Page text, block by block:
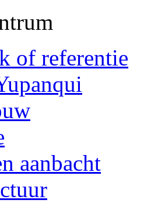
of referentie
aanbacht